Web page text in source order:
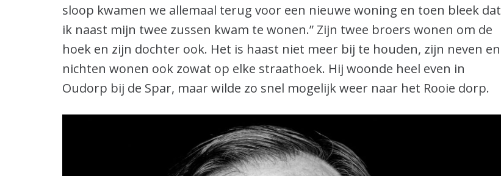
sloop kwamen we allemaal terug voor een nieuwe woning en toen bleek dat
ik naast mijn twee zussen kwam te wonen.” Zijn twee broers wonen om de
hoek en zijn dochter ook. Het is haast niet meer bij te houden, zijn neven en
nichten wonen ook zowat op elke straathoek. Hij woonde heel even in
Oudorp bij de Spar, maar wilde zo snel mogelijk weer naar het Rooie dorp.